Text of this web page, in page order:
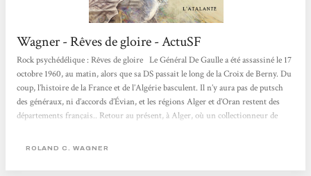
Wagner - Rêves de gloire - ActuSF
Rock psychédélique : Rêves de gloire Le Général De Gaulle a été assassiné le 17
octobre 1960, au matin, alors que sa DS passait le long de la Croix de Berny. Du
coup, l’histoire de la France et de l’Algérie basculent. Il n’y aura pas de putsch
des généraux, ni d’accords d’Évian, et les régions Alger et d’Oran restent des
départements français.. Retour au présent, à Alger, où un collectionneur de
pièce rare des années...
ROLAND C. WAGNER